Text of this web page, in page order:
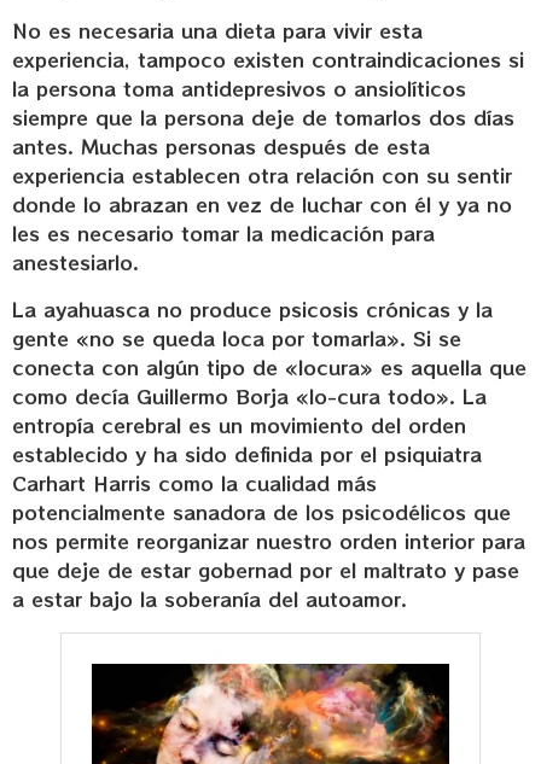
No es necesaria una dieta para vivir esta
experiencia, tampoco existen contraindicaciones si
la persona toma antidepresivos o ansiolíticos
siempre que la persona deje de tomarlos dos días
antes. Muchas personas después de esta
experiencia establecen otra relación con su sentir
donde lo abrazan en vez de luchar con él y ya no
les es necesario tomar la medicación para
anestesiarlo.
La ayahuasca no produce psicosis crónicas y la
gente «no se queda loca por tomarla». Si se
conecta con algún tipo de «locura» es aquella que
como decía Guillermo Borja «lo-cura todo». La
entropía cerebral es un movimiento del orden
establecido y ha sido definida por el psiquiatra
Carhart Harris como la cualidad más
potencialmente sanadora de los psicodélicos que
nos permite reorganizar nuestro orden interior para
que deje de estar gobernad por el maltrato y pase
a estar bajo la soberanía del autoamor.